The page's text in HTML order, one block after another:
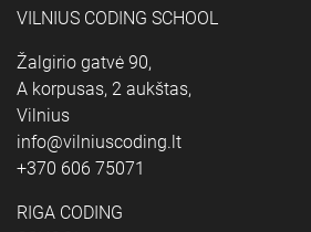
VILNIUS CODING SCHOOL
Žalgirio gatvė 90,
A korpusas, 2 aukštas,
Vilnius
info@vilniuscoding.lt
+370 606 75071
RIGA CODING